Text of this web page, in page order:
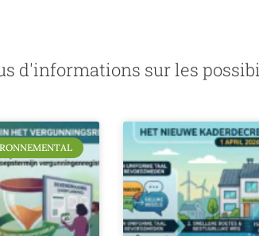
d'informations sur les